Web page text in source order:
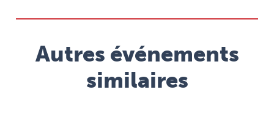
Autres événements
similaires